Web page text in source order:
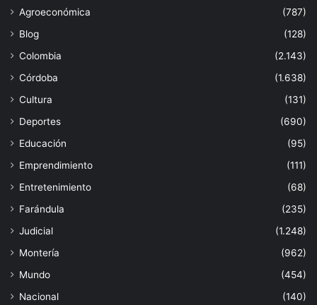
Agroeconómica
(787)
Blog
(128)
Colombia
(2.143)
Córdoba
(1.638)
Cultura
(131)
Deportes
(690)
Educación
(95)
Emprendimiento
(111)
Entretenimiento
(68)
Farándula
(235)
Judicial
(1.248)
Montería
(962)
Mundo
(454)
Nacional
(140)